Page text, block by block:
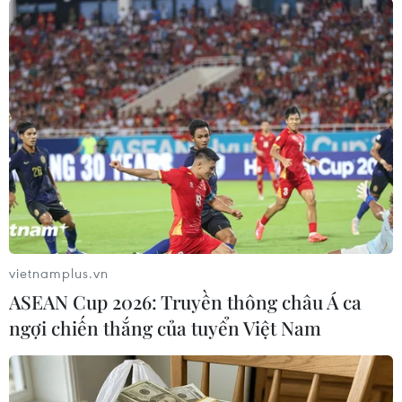
Corp., LG Electronics Inc., LG Uplus Corp., Mirae
Asset Securities Co., KT Corp., SK Telecom Corp.
và SK Holdings Co. cũng có từ 10 phụ nữ trở lên
ở các vị trí điều hành./.
(TTXVN/Vietnam+)
vietnamplus.vn
ASEAN Cup 2026: Truyền thông châu Á ca
ngợi chiến thắng của tuyển Việt Nam